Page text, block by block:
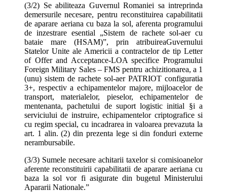
(3/2) Se abiliteaza Guvernul Romaniei sa intreprinda
demersurile necesare, pentru reconstituirea capabilitatii
de aparare aeriana cu baza la sol, aferenta programului
de inzestrare esential „Sistem de rachete sol-aer cu
bataie mare (HSAM)”, prin atribuireaGuvernului
Statelor Unite ale Americii a contractelor de tip Letter
of Offer and Acceptance-LOA specifice Programului
Foreign Military Sales – FMS pentru achizitionarea, a 1
(unu) sistem de rachete sol-aer PATRIOT configuratia
3+, respectiv a echipamentelor majore, mijloacelor de
transport, materialelor, pieselor, echipamentelor de
mentenanta, pachetului de suport logistic initial §i a
serviciului de instruire, echipamentelor criptografice si
cu regim special, cu incadrarea in valoarea prevazuta la
art. 1 alin. (2) din prezenta lege si din fonduri externe
nerambursabile.
(3/3) Sumele necesare achitarii taxelor si comisioanelor
aferente reconstituirii capabilitatii de aparare aeriana cu
baza la sol vor fi asigurate din bugetul Ministerului
Apararii Nationale.”